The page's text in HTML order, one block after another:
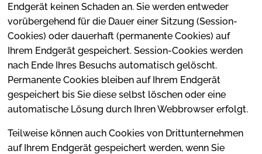
Endgerät keinen Schaden an. Sie werden entweder
vorübergehend für die Dauer einer Sitzung (Session-
Cookies) oder dauerhaft (permanente Cookies) auf
Ihrem Endgerät gespeichert. Session-Cookies werden
nach Ende Ihres Besuchs automatisch gelöscht.
Permanente Cookies bleiben auf Ihrem Endgerät
gespeichert bis Sie diese selbst löschen oder eine
automatische Lösung durch Ihren Webbrowser erfolgt.
Teilweise können auch Cookies von Drittunternehmen
auf Ihrem Endgerät gespeichert werden, wenn Sie